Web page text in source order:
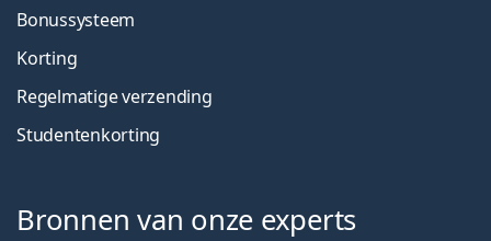
Bonussysteem
Korting
Regelmatige verzending
Studentenkorting
Bronnen van onze experts